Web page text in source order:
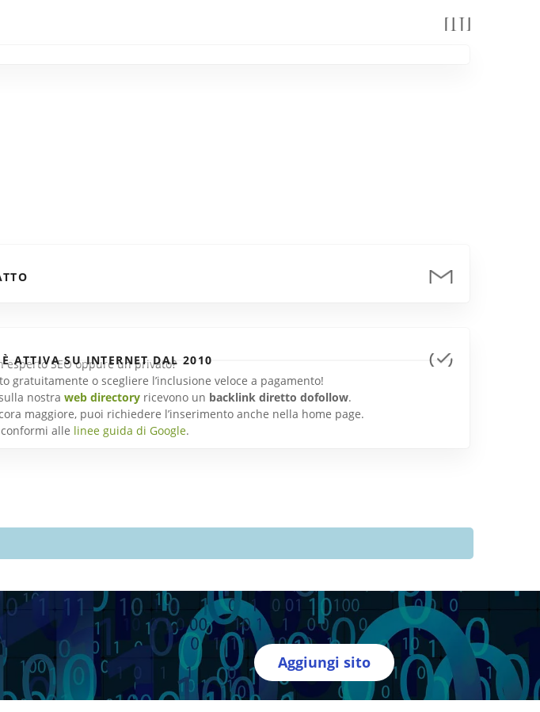
ATTIVA SU INTERNET DAL 2010
esperto SEO oppure un privato?
gratuitamente o scegliere l’inclusione veloce a pagamento!
nostra web directoryricevono un backlink diretto dofollow.
maggiore, puoi richiedere l’inserimento anche nella home page.
alle linee guida di Google.
Aggiungi sito